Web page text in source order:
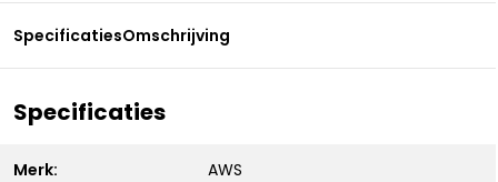
SpecificatiesOmschrijving
Specificaties
Merk: AWS